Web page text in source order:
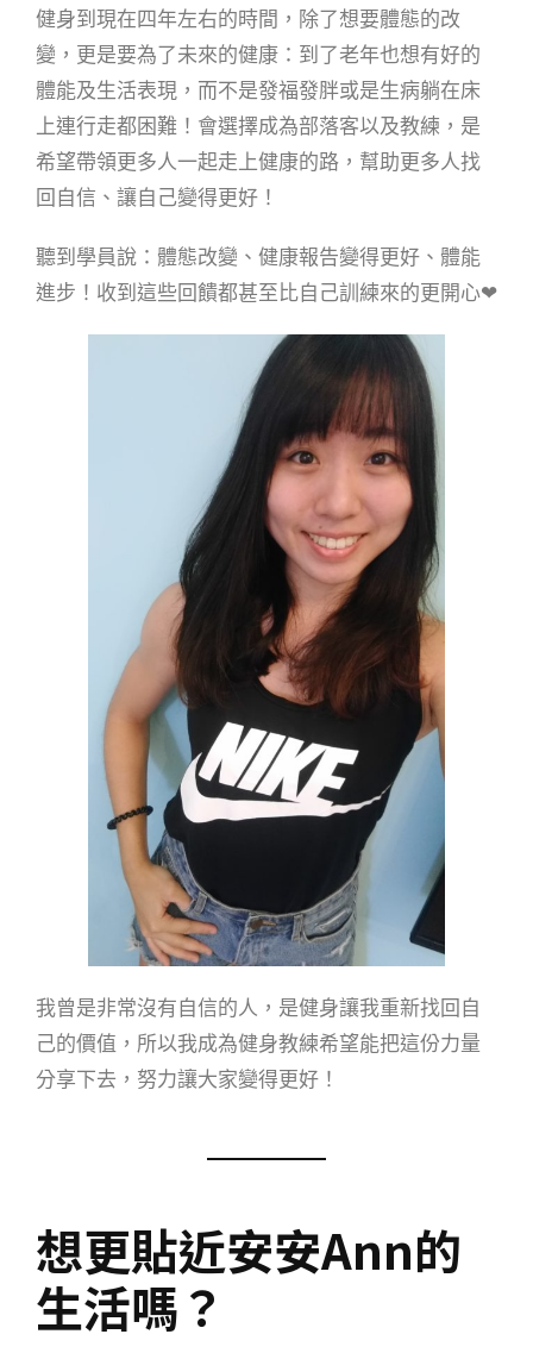
健身到現在四年左右的時間，除了想要體態的改
變，更是要為了未來的健康：到了老年也想有好的
體能及生活表現，而不是發福發胖或是生病躺在床
上連行走都困難！ 會選擇成為部落客以及教練，是
希望帶領更多人一起走上健康的路， 幫助更多人找
回自信、讓自己變得更好！
聽到學員說： 體態改變、健康報告變得更好、體能
進步！ 收到這些回饋都甚至比自己訓練來的更開心❤
我曾是非常沒有自信的人，是健身讓我重新找回自
己的價值，所以我成為健身教練希望能把這份力量
分享下去，努力讓大家變得更好！
想更貼近安安Ann的
生活嗎？